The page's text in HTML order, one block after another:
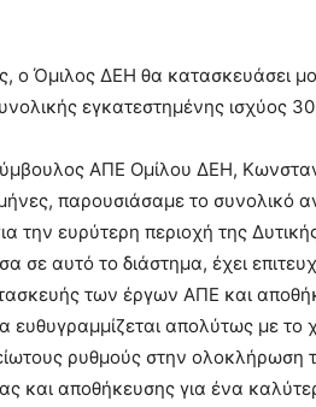
ο Όμιλος ΔΕΗ θα κατασκευάσει
εγκατεστημένης ισχύος
ΑΠΕ Ομίλου ΔΕΗ,
παρουσιάσαμε το συνολικό
την ευρύτερη περιοχή της
αυτό το διάστημα, έχει
των έργων ΑΠΕ και
ευθυγραμμίζεται απολύτως με
ρυθμούς στην ολοκλήρωση
και αποθήκευσης για ένα